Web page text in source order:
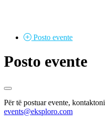
Posto evente
Posto evente
Për të postuar evente,
events@eksploro.com